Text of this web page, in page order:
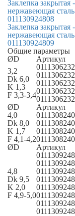
Заклепка
нержавеющая
011130924808
Заклепка
нержавеющая
011130924809
Общие параметры
ØD
Артикул
3,2
Dk 6,0
K 1,3
F 3,3-3,4
ØD
Артикул
4,0
Dk 8,0
K 1,7
F 4,1-4,2
ØD
Артикул
4,8
Dk 9,5
K 2,0
F 4,9-5,0